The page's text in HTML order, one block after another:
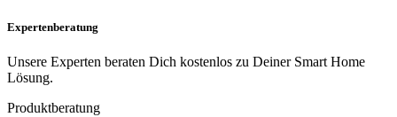
Expertenberatung
Unsere Experten beraten Dich kostenlos zu Deiner Smart Home
Lösung.
Produktberatung